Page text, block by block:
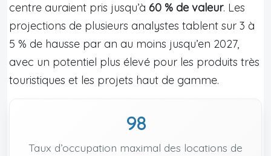
centre auraient pris jusqu’à 60 % de valeur. Les
projections de plusieurs analystes tablent sur 3 à
5 % de hausse par an au moins jusqu’en 2027,
avec un potentiel plus élevé pour les produits très
touristiques et les projets haut de gamme.
98
Taux d’occupation maximal des locations de